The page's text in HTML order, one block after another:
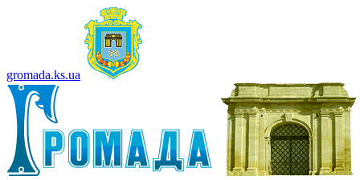
gromada.ks.ua